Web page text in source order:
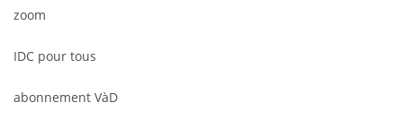
zoom
IDC pour tous
abonnement VàD